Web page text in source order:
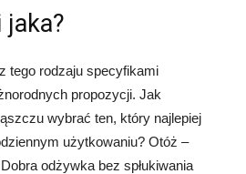
jaka?
tego rodzaju specyfikami
propozycji. Jak
wybrać ten, który najlepiej
użytkowaniu? Otóż –
odżywka bez spłukiwania